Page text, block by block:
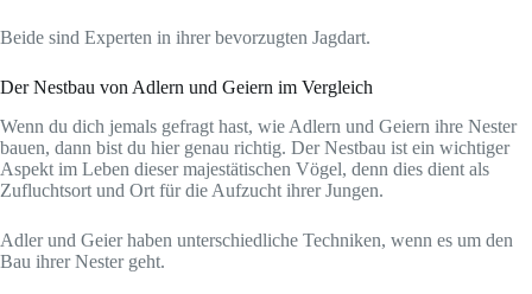
Beide sind Experten in ihrer bevorzugten Jagdart.
Der Nestbau von Adlern und Geiern im Vergleich
Wenn du dich jemals gefragt hast, wie Adlern und Geiern ihre Nester
bauen, dann bist du hier genau richtig. Der Nestbau ist ein wichtiger
Aspekt im Leben dieser majestätischen Vögel, denn dies dient als
Zufluchtsort und Ort für die Aufzucht ihrer Jungen.
Adler und Geier haben unterschiedliche Techniken, wenn es um den
Bau ihrer Nester geht.